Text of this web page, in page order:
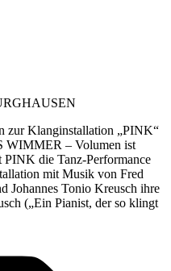
zur Klanginstallation „PINK“
WIMMER – Volumen ist
PINK die Tanz-Performance
mit Musik von Fred
Johannes Tonio Kreusch ihre
(„Ein Pianist, der so klingt